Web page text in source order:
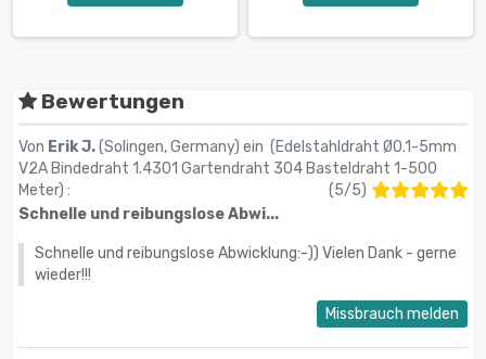
Bewertungen
Von Erik J.(Solingen, Germany) ein (Edelstahldraht Ø0.1-5mm
V2A Bindedraht 1.4301 Gartendraht 304 Basteldraht 1-500
Meter) : (5/5)
Schnelle und reibungslose Abwi...
Schnelle und reibungslose Abwicklung:-)) Vielen Dank - gerne
wieder!!!
Missbrauch melden